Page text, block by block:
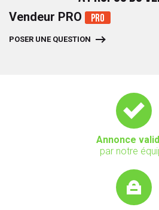
Vendeur PRO Pro
POSER UNE QUESTION
Annonce
par notre